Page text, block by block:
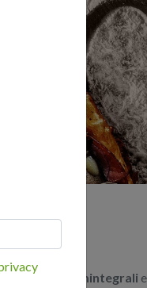
di farine semintegrali e